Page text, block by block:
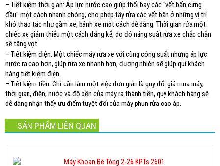
– Tiết kiệm thời gian: Áp lực nước cao giúp thổi bay các "vết bẩn cứng
đầu" một cách nhanh chóng, cho phép tẩy rửa các vết bẩn ở những vị trí
khó thao tác như gầm xe, bánh xe một cách dễ dàng. Thời gian rửa một
chiếc xe giảm thiểu một cách đáng kể, do đó năng suất rửa xe chắc chắn
sẽ tăng vọt.
– Tiết kiệm điện: Một chiếc máy rửa xe với cùng công suất nhưng áp lực
nước ra cao hơn, giúp rửa xe nhanh hơn, đương nhiên sẽ giúp quí khách
hàng tiết kiệm điện.
– Tiết kiệm tiền: Chỉ cần làm một việc đơn giản là quy đổi giá mua máy,
thời gian, điện, nước và độ bền của máy ra thành tiền, quý khách hàng sẽ
dễ dàng nhận thấy ưu điểm tuyệt đối của máy phun rửa cao áp.
SẢN PHẨM LIÊN QUAN